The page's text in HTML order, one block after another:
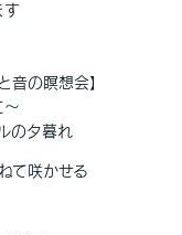
す
音の瞑想会】
～
の夕暮れ
て咲かせる